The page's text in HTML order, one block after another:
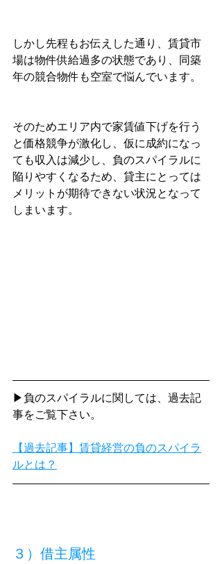
しかし先程もお伝えした通り、賃貸市
場は物件供給過多の状態であり、同築
年の競合物件も空室で悩んでいます。
そのためエリア内で家賃値下げを行う
と価格競争が激化し、仮に成約になっ
ても収入は減少し、負のスパイラルに
陥りやすくなるため、貸主にとっては
メリットが期待できない状況となって
しまいます。
▶負のスパイラルに関しては、過去記
事をご覧下さい。
【過去記事】賃貸経営の負のスパイラ
ルとは？
３）借主属性